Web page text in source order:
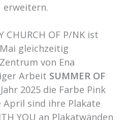
erweitern.
CHURCH OF P/NK ist
gleichzeitig
von Ena
Arbeit SUMMER OF
2025 die Farbe Pink
April sind ihre Plakate
YOU an Plakatwänden